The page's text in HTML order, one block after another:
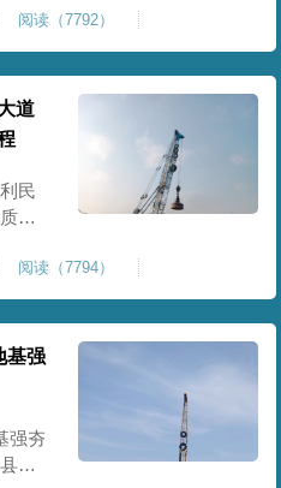
强夯
，
匀
电
项
运
阅读（7792）
道
民
灾
留的
等
地
地
治
阅读（7794）
基强
强夯
，